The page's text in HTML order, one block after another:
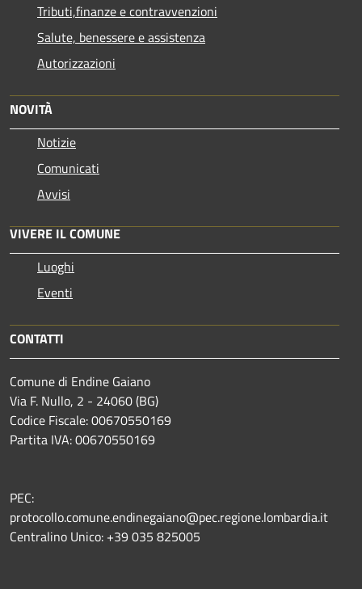
Tributi,finanze e contravvenzioni
Salute, benessere e assistenza
Autorizzazioni
NOVITÀ
Notizie
Comunicati
Avvisi
VIVERE IL COMUNE
Luoghi
Eventi
CONTATTI
Comune di Endine Gaiano
Via F. Nullo, 2 - 24060 (BG)
Codice Fiscale: 00670550169
Partita IVA: 00670550169
PEC:
protocollo.comune.endinegaiano@pec.regione.lombardia.it
Centralino Unico: +39 035 825005